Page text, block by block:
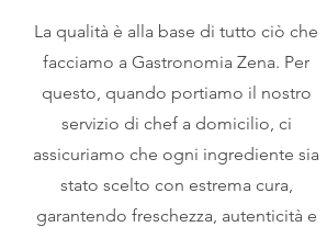
La qualità è alla base di tutto ciò che
facciamo a Gastronomia Zena. Per
questo, quando portiamo il nostro
servizio di chef a domicilio, ci
assicuriamo che ogni ingrediente sia
stato scelto con estrema cura,
garantendo freschezza, autenticità e